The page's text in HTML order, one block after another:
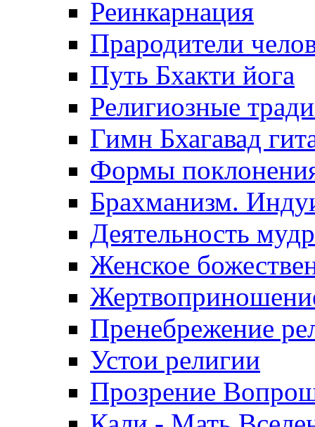
Реинкарнация
Прародители
Путь Бхакти йога
Религиозные
Гимн Бхагавад
Формы
Брахманизм.
Деятельность
Женское
Пренебрежение
Устои религии
Прозрение